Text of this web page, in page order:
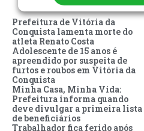
Prefeitura de Vitória da
Conquista lamenta morte do
atleta Renato Costa
Adolescente de 15 anos é
apreendido por suspeita de
furtos e roubos em Vitória da
Conquista
Minha Casa, Minha Vida:
Prefeitura informa quando
deve divulgar a primeira lista
de beneficiários
Trabalhador fica ferido após